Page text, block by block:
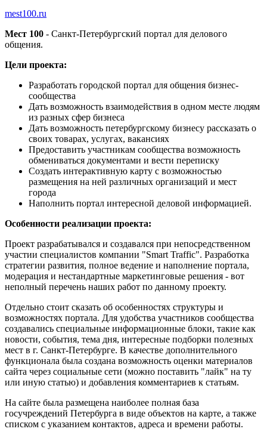
mest100.ru
Мест 100 - Санкт-Петербургский портал для делового
общения.
Цели проекта:
Разработать городской портал для общения бизнес-
сообщества
Дать возможность взаимодействия в одном месте людям
из разных сфер бизнеса
Дать возможность петербургскому бизнесу рассказать о
своих товарах, услугах, вакансиях
Предоставить участникам сообщества возможность
обмениваться документами и вести переписку
Создать интерактивную карту с возможностью
размещения на ней различных организаций и мест
города
Наполнить портал интересной деловой информацией.
Особенности реализации проекта:
Проект разрабатывался и создавался при непосредственном
участии специалистов компании "Smart Traffic". Разработка
стратегии развития, полное ведение и наполнение портала,
модерация и нестандартные маркетинговые решения - вот
неполный перечень наших работ по данному проекту.
Отдельно стоит сказать об особенностях структуры и
возможностях портала. Для удобства участников сообщества
создавались специальные информационные блоки, такие как
новости, события, тема дня, интересные подборки полезных
мест в г. Санкт-Петербурге. В качестве дополнительного
функционала была создана возможность оценки материалов
сайта через социальные сети (можно поставить "лайк" на ту
или иную статью) и добавления комментариев к статьям.
На сайте была размещена наиболее полная база
госучреждений Петербурга в виде объектов на карте, а также
списком с указанием контактов, адреса и времени работы.